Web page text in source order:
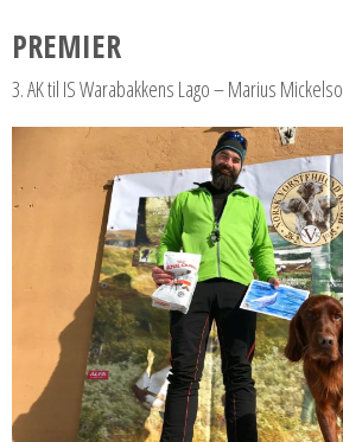
PREMIER
3. AK til IS Warabakkens Lago – Marius